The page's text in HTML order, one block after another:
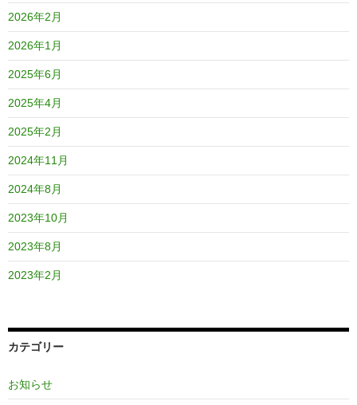
2026年2月
2026年1月
2025年6月
2025年4月
2025年2月
2024年11月
2024年8月
2023年10月
2023年8月
2023年2月
カテゴリー
お知らせ